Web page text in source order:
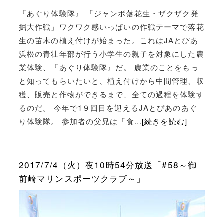
『あぐり体験隊』 「ジャンボ落花生・ザクザク発
掘大作戦」ワクワク感いっぱいの作戦テーマで落花
生の苗木の植え付けが始まった。これはJAとぴあ
浜松の青壮年部が行う小学生の親子を対象にした農
業体験、『あぐり体験隊』だ。 農業のことをもっ
と知ってもらいたいと、植え付けから中間管理、収
穫、販売と作物ができるまで、全ての過程を体験す
るのだ。 今年で1９回目を迎えるJAとぴあのあぐ
り体験隊。 参加者の父兄は「食...[続きを読む]
2017/7/4（火）夜10時54分放送「#58～御
前崎マリンスポーツクラブ～」